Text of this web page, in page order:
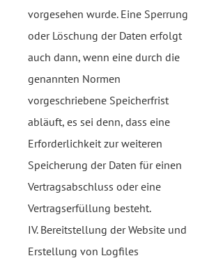
vorgesehen wurde. Eine Sperrung
oder Löschung der Daten erfolgt
auch dann, wenn eine durch die
genannten Normen
vorgeschriebene Speicherfrist
abläuft, es sei denn, dass eine
Erforderlichkeit zur weiteren
Speicherung der Daten für einen
Vertragsabschluss oder eine
Vertragserfüllung besteht.
IV. Bereitstellung der Website und
Erstellung von Logfiles